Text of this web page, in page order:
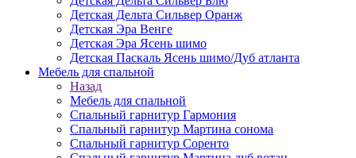
Детская Дельта Сильвер Оранж
Детская Эра Венге
Детская Эра Ясень шимо
Детская Паскаль Ясень шимо/Дуб атланта
Мебель для спальной
Назад
Мебель для спальной
Спальный гарнитур Гармония
Спальный гарнитур Мартина сонома
Спальный гарнитур Соренто